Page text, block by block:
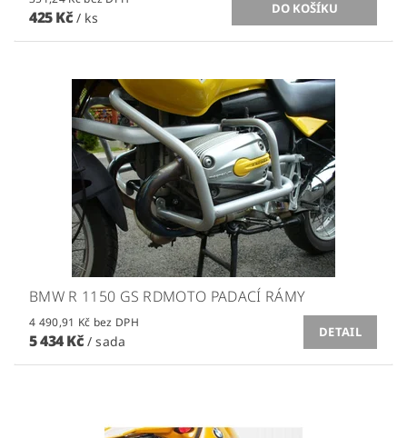
425 Kč / ks
BMW R 1150 GS RDMOTO PADACÍ RÁMY
4 490,91 Kč bez DPH
5 434 Kč / sada
DETAIL